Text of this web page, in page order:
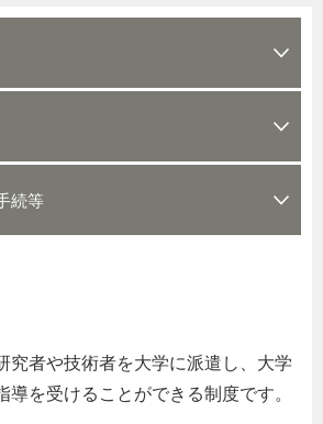
続等
究者や技術者を大学に派遣し、大学
導を受けることができる制度です。